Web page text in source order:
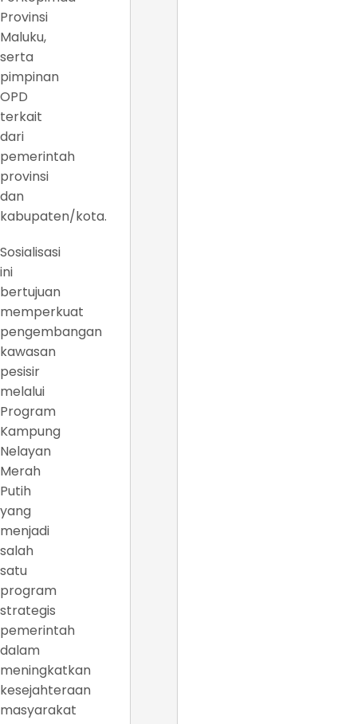
Provinsi
Maluku,
serta
pimpinan
OPD
terkait
dari
pemerintah
provinsi
dan
kabupaten/kota.
Sosialisasi
ini
bertujuan
memperkuat
pengembangan
kawasan
pesisir
melalui
Program
Kampung
Nelayan
Merah
Putih
yang
menjadi
salah
satu
program
strategis
pemerintah
dalam
meningkatkan
kesejahteraan
masyarakat